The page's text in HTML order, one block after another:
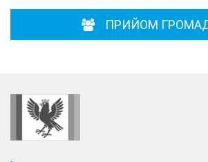
ПРИЙОМ